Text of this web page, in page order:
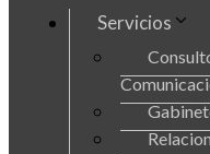
Servicios